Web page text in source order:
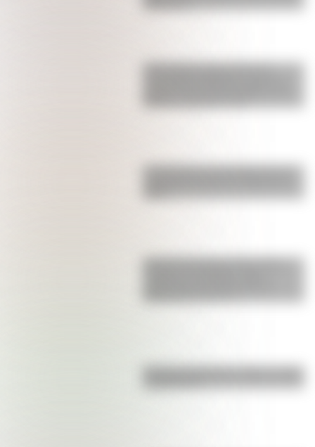
17 de agosto para docentes:
primer y segundo ciclo
La historia de su Independencia:
1991?
Así era la Autopista 25 de Mayo